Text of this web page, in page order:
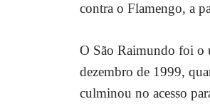
contra o Flamengo, a
O São Raimundo foi o
dezembro de 1999,
culminou no acesso